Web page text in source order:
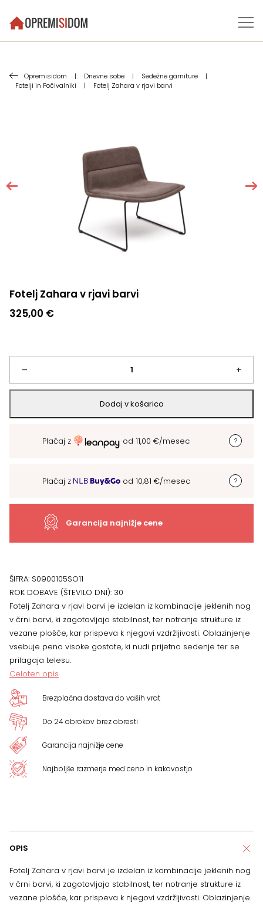
Opremisidom | Dnevne sobe | Sedežne garniture
|
Fotelji in Počivalniki
| Fotelj Zahara v rjavi barvi
Fotelj Zahara v rjavi barvi
325,00 €
–
Fotelj
Zahara
v
+
Dodaj v košarico
Plačaj z od 11,00 €/mesec
Plačaj z od 10,81 €/mesec
Garancija najnižje cene
ŠIFRA: S0900105SO11
ROK DOBAVE (ŠTEVILO DNI): 30
Fotelj Zahara v rjavi barvi je izdelan iz kombinacije jeklenih nog
v črni barvi, ki zagotavljajo stabilnost, ter notranje strukture iz
vezane plošče, kar prispeva k njegovi vzdržljivosti. Oblazinjenje
vsebuje peno visoke gostote, ki nudi prijetno sedenje ter se
prilagaja telesu.
Celoten opis
Brezplačna dostava do vaših vrat
Do 24 obrokov brez obresti
Garancija najnižje cene
Najboljše razmerje med ceno in kakovostjo
OPIS
Fotelj Zahara v rjavi barvi je izdelan iz kombinacije jeklenih nog
v črni barvi, ki zagotavljajo stabilnost, ter notranje strukture iz
vezane plošče, kar prispeva k njegovi vzdržljivosti. Oblazinjenje